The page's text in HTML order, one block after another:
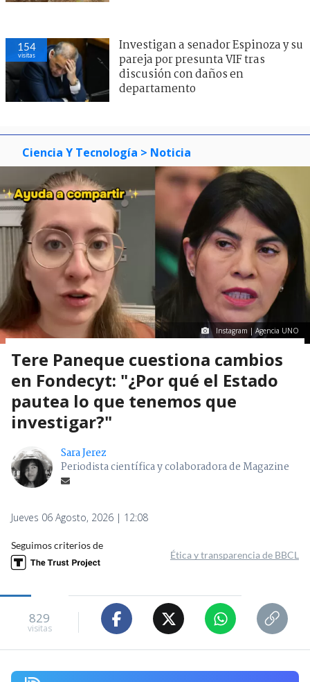
154
visitas
Investigan a senador Espinoza y su
pareja por presunta VIF tras
discusión con daños en
departamento
Ciencia Y Tecnología > Noticia
Instagram | Agencia UNO
Tere Paneque cuestiona cambios
en Fondecyt: "¿Por qué el Estado
pautea lo que tenemos que
investigar?"
Sara Jerez
Periodista científica y colaboradora de Magazine
Jueves 06 Agosto, 2026 | 12:08
Seguimos criterios de
Ética y transparencia de BBCL
829
visitas